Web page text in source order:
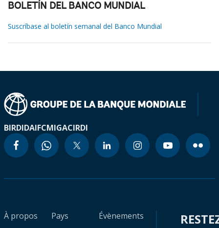
BOLETÍN DEL BANCO MUNDIAL
Suscríbase al boletín semanal del Banco Mundial
BIRDIDAIFCMIGACIRDI
À propos
Pays
Évènements